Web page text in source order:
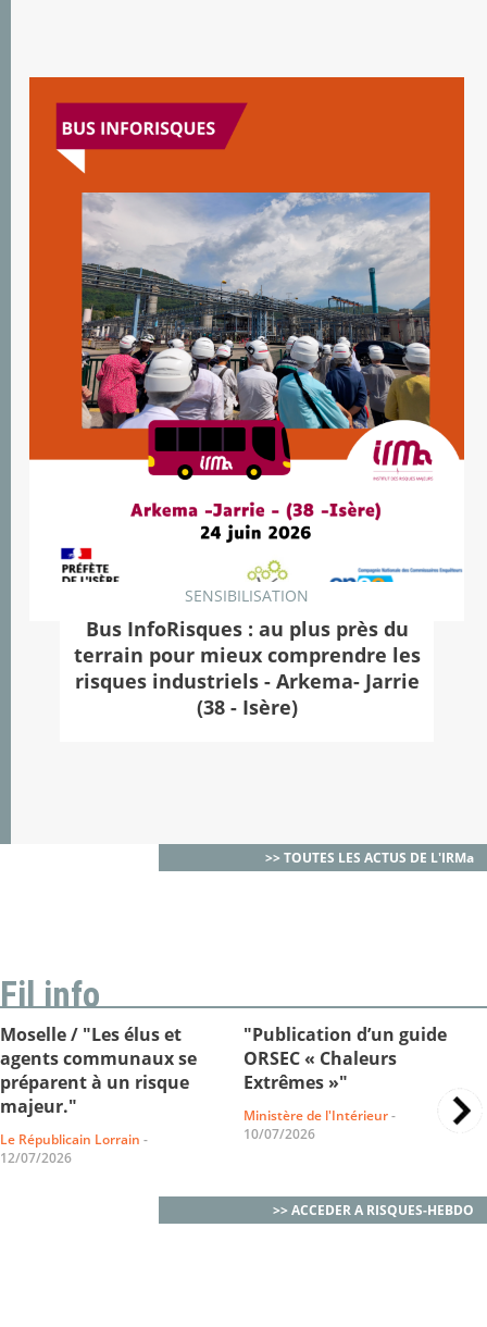
SENSIBILISATION
Bus InfoRisques : au plus près du
terrain pour mieux comprendre les
risques industriels - Arkema- Jarrie
(38 - Isère)
>> TOUTES LES ACTUS DE L'IRMa
Fil info
Moselle / "Les élus et
agents communaux se
préparent à un risque
majeur."
Le Républicain Lorrain -
12/07/2026
"Publication d’un guide
ORSEC « Chaleurs
Extrêmes »"
Ministère de l'Intérieur-
10/07/2026
>> ACCEDER A RISQUES-HEBDO